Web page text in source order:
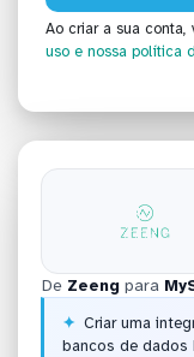
Ao criar a sua
uso e nossa política
De Zeengpara
Criar uma
bancos de dados